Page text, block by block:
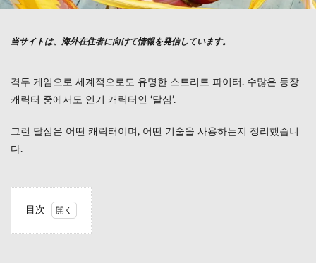
当サイトは、海外在住者に向けて情報を発信しています。
격투 게임으로 세계적으로도 유명한 스트리트 파이터. 수많은 등장
캐릭터 중에서도 인기 캐릭터인 ‘달심’.
그런 달심은 어떤 캐릭터이며, 어떤 기술을 사용하는지 정리했습니
다.
目次